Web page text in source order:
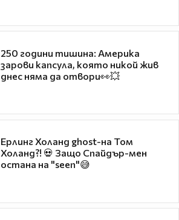
250 години тишина: Америка
зарови капсула, която никой жив
днес няма да отвори👀💥
Ерлинг Холанд ghost-на Том
Холанд?! 💀 Защо Спайдър-мен
остана на "seen"😅